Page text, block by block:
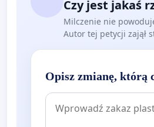
fot. KPP Białobrzegi
Czy jest jakaś
Milczenie nie
Autor tej petycji zajął
Opisz zmianę, którą